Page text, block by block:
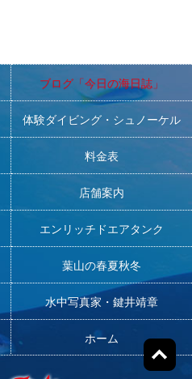
ブログ「今日の海日誌」
体験ダイビング・シュノーケル
料金表
店舗案内
エンリッチドエアタンク
葉山の春夏秋冬
水中写真家・鍵井靖章
ホーム